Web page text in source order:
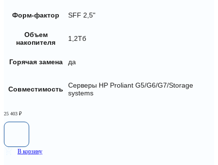
Форм-фактор SFF 2,5"
Объем
накопителя
1,2Тб
Горячая замена да
Совместимость
Серверы HP Proliant G5/G6/G7/Storage
systems
25 403 ₽
В корзину